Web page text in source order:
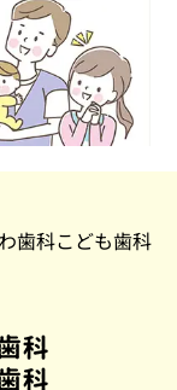
歯科こども歯科